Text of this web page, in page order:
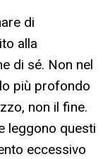
di
alla
di sé. Non nel
più profondo
non il fine.
leggono questi
eccessivo